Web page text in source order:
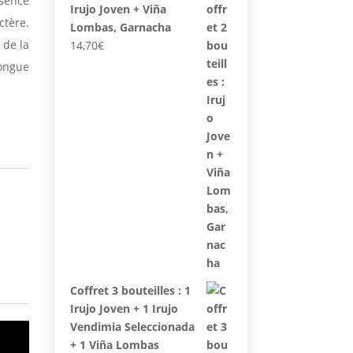
la
Irujo Joven + Viña
Lombas, Garnacha
14,70€
Coffret 3 bouteilles : 1
Irujo Joven + 1 Irujo
Vendimia Seleccionada
+ 1 Viña Lombas